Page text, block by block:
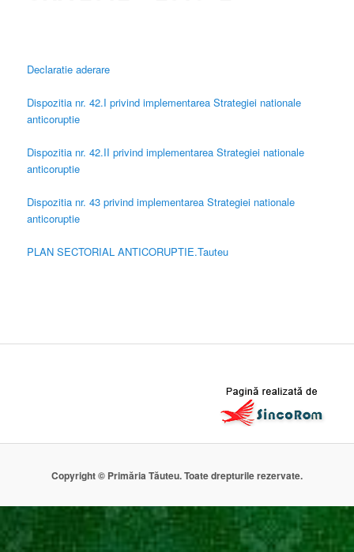
Declaratie aderare
Dispozitia nr. 42.I privind implementarea Strategiei nationale
anticoruptie
Dispozitia nr. 42.II privind implementarea Strategiei nationale
anticoruptie
Dispozitia nr. 43 privind implementarea Strategiei nationale
anticoruptie
PLAN SECTORIAL ANTICORUPTIE.Tauteu
Copyright © Primăria Tăuteu. Toate drepturile rezervate.